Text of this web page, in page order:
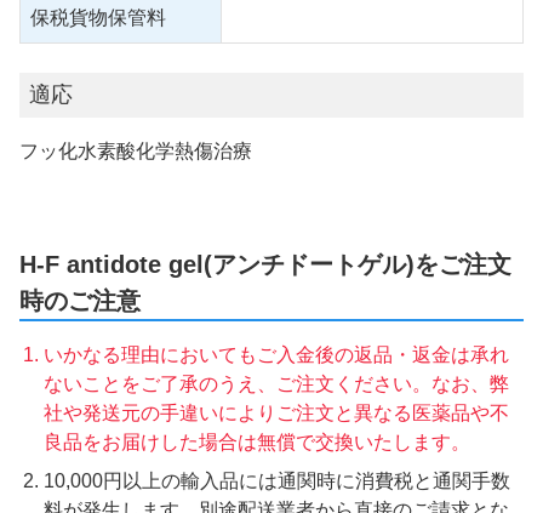
保税貨物保管料
適応
フッ化水素酸化学熱傷治療
H-F antidote gel(アンチドートゲル)をご注文
時のご注意
いかなる理由においてもご入金後の返品・返金は承れ
ないことをご了承のうえ、ご注文ください。なお、弊
社や発送元の手違いによりご注文と異なる医薬品や不
良品をお届けした場合は無償で交換いたします。
10,000円以上の輸入品には通関時に消費税と通関手数